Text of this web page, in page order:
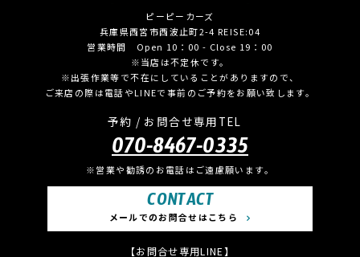
ピーピーカーズ
兵庫県西宮市西波止町2-4 REISE:04
営業時間 Open 10：00 - Close 19：00
※当店は不定休です。
※出張作業等で不在にしていることがありますので、
ご来店の際は電話やLINEで事前のご予約をお願い致します。
予約 / お問合せ専用TEL
070-8467-0335
※営業や勧誘のお電話はご遠慮願います。
CONTACT
メールでのお問合せはこちら
【お問合せ専用LINE】